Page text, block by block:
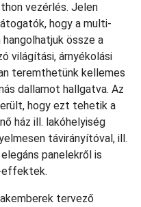
vezérlés. Jelen
hogy a multi-
össze a
világítási, árnyékolási
teremthetünk kellemes
dallamot hallgatva. Az
hogy ezt tehetik a
ház ill. lakóhelyiség
távirányítóval, ill.
panelekről is
effektek.
tervező